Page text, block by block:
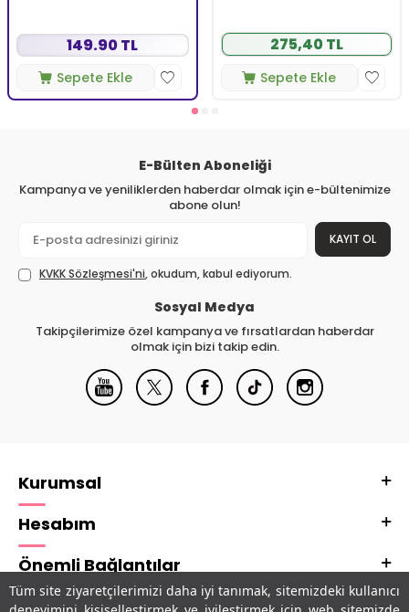
Tüm site ziyaretçilerimizi daha iyi tanımak, sitemizdeki kullanıcı
149.90 TL
Sepete Ekle
275,40 TL
Sepete Ekle
E-Bülten Aboneliği
Kampanya ve yeniliklerden haberdar olmak için e-bültenimize
abone olun!
KAYIT OL
KVKK Sözleşmesi'ni, okudum, kabul ediyorum.
Sosyal Medya
Takipçilerimize özel kampanya ve fırsatlardan haberdar
olmak için bizi takip edin.
Kurumsal
Hesabım
Önemli Bağlantılar
Adres & İletişim